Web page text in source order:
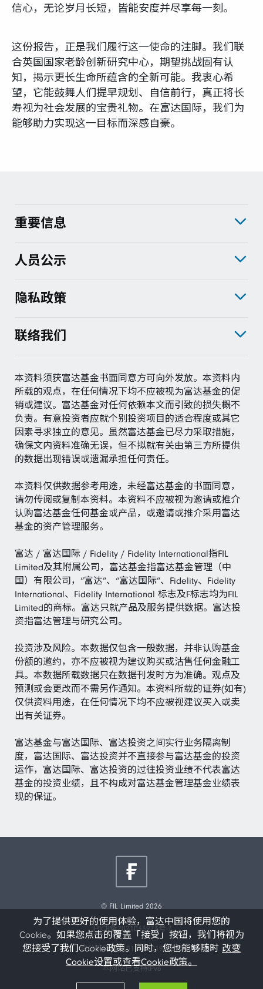
为了提供更好的使用体验，富达中国将使用您的
Cookie。如果您点击的覆盖「接受」按钮，我们将视为
您接受了我们Cookie政策。同时，您也能够随时 改变
Cookie设置或查看Cookie政策。
信心，无论岁月长短，皆能安度并尽享每一刻。
这份报告，正是我们履行这一使命的注脚。我们联
合英国国家老龄创新研究中心，期望挑战固有认
知，揭示更长生命所蕴含的全新可能。我衷心希
望，它能鼓舞人们提早规划、自信前行，真正将长
寿视为社会发展的宝贵礼物。在富达国际，我们为
能够助力实现这一目标而深感自豪。
重要信息
人员公示
隐私政策
联络我们
本资料须获富达基金书面同意方可向外发放。本资料内
所载的观点，在任何情况下均不应被视为富达基金的促
销或建议。富达基金对任何依赖本文而引致的损失概不
负责。有意投资者应就个别投资项目的适合程度或其它
因素寻求独立的意见。虽然富达基金已尽力采取措施，
确保文内资料准确无误，但不拟就有关由第三方所提供
的数据出现错误或遗漏承担任何责任。
本资料仅供数据参考用途，未经富达基金的书面同意，
请勿传阅或复制本资料。本资料不应被视为邀请或推介
认购富达基金任何基金或产品，或邀请或推介采用富达
基金的资产管理服务。
富达 / 富达国际 / Fidelity / Fidelity International指FIL
Limited及其附属公司，富达基金指富达基金管理（中
国）有限公司，“富达”、“富达国际”、Fidelity、Fidelity
International、Fidelity International 标志及F标志均为FIL
Limited的商标。富达只就产品及服务提供数据。富达投
资指富达管理与研究公司。
投资涉及风险。本数据仅包含一般数据，并非认购基金
份额的邀约，亦不应被视为建议购买或沽售任何金融工
具。本数据所载数据只在数据刊发时方为准确。观点及
预测或会更改而不需另作通知。本资料所载的证券(如有)
仅供资料用途，在任何情况下均不应被视建议买入或卖
出有关证券。
富达基金与富达国际、富达投资之间实行业务隔离制
度，富达国际、富达投资并不直接参与富达基金的投资
运作，富达国际、富达投资的过往投资业绩不代表富达
基金的投资业绩，且不构成对富达基金管理基金业绩表
现的保证。
© FIL Limited 2026
沪ICP备2021033973号-7
沪公网安备31011502019473号
本网站已支持IPv6